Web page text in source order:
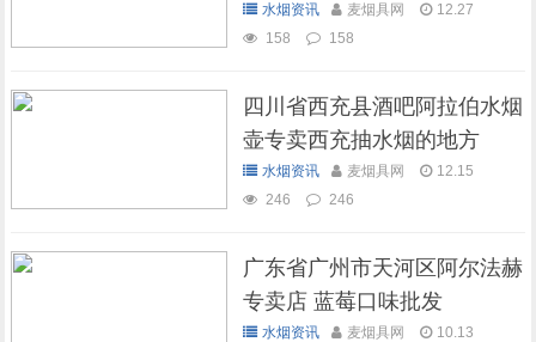
水烟资讯 麦烟具网
12.27
158
158
四川省西充县酒吧阿拉伯水烟
壶专卖西充抽水烟的地方
水烟资讯 麦烟具网
12.15
246
246
广东省广州市天河区阿尔法赫
专卖店 蓝莓口味批发
水烟资讯 麦烟具网
10.13